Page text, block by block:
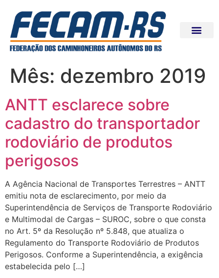
Mês: dezembro 2019
ANTT esclarece sobre
cadastro do transportador
rodoviário de produtos
perigosos
A Agência Nacional de Transportes Terrestres – ANTT
emitiu nota de esclarecimento, por meio da
Superintendência de Serviços de Transporte Rodoviário
e Multimodal de Cargas – SUROC, sobre o que consta
no Art. 5º da Resolução nº 5.848, que atualiza o
Regulamento do Transporte Rodoviário de Produtos
Perigosos. Conforme a Superintendência, a exigência
estabelecida pelo […]